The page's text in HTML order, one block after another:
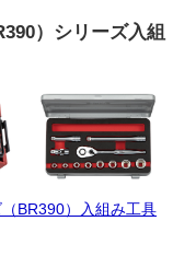
）シリーズ入組
BR390）入組み工具